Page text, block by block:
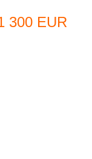
300 EUR